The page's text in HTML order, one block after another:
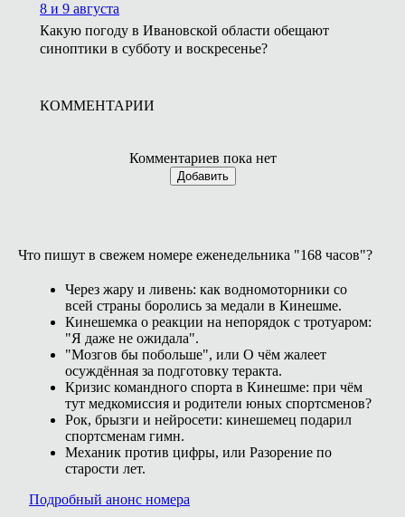
8 и 9 августа
Какую погоду в Ивановской области обещают
синоптики в субботу и воскресенье?
КОММЕНТАРИИ
Комментариев пока нет
Добавить
Что пишут в свежем номере еженедельника "168 часов"?
Через жару и ливень: как водномоторники со
всей страны боролись за медали в Кинешме.
Кинешемка о реакции на непорядок с тротуаром:
"Я даже не ожидала".
"Мозгов бы побольше", или О чём жалеет
осуждённая за подготовку теракта.
Кризис командного спорта в Кинешме: при чём
тут медкомиссия и родители юных спортсменов?
Рок, брызги и нейросети: кинешемец подарил
спортсменам гимн.
Механик против цифры, или Разорение по
старости лет.
Подробный анонс номера